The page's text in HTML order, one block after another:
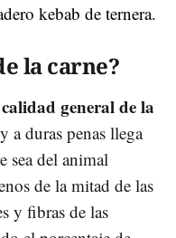
kebab de ternera.
la carne?
calidad general de la
y a duras penas llega
sea del animal
de la mitad de las
y fibras de las